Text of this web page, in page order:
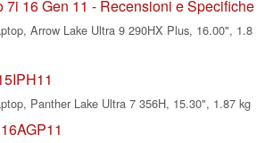
7i 16 Gen 11 - Recensioni e Specifiche
Arrow Lake Ultra 9 290HX Plus, 16.00", 1.8
Panther Lake Ultra 7 356H, 15.30", 1.87 kg